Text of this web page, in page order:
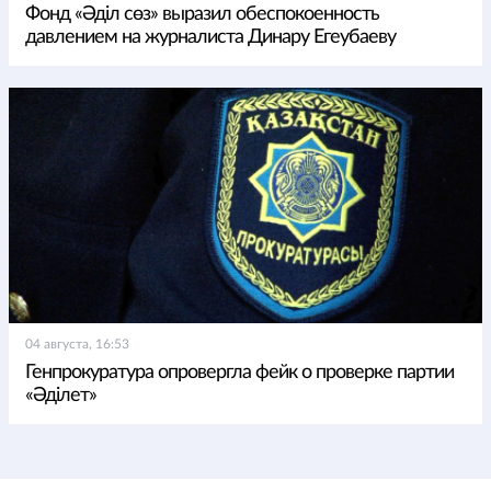
Фонд «Әділ сөз» выразил обеспокоенность
давлением на журналиста Динару Егеубаеву
04 августа, 16:53
Генпрокуратура опровергла фейк о проверке партии
«Әділет»